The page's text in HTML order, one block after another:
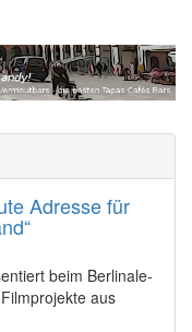
Adresse für
beim Berlinale-
aus